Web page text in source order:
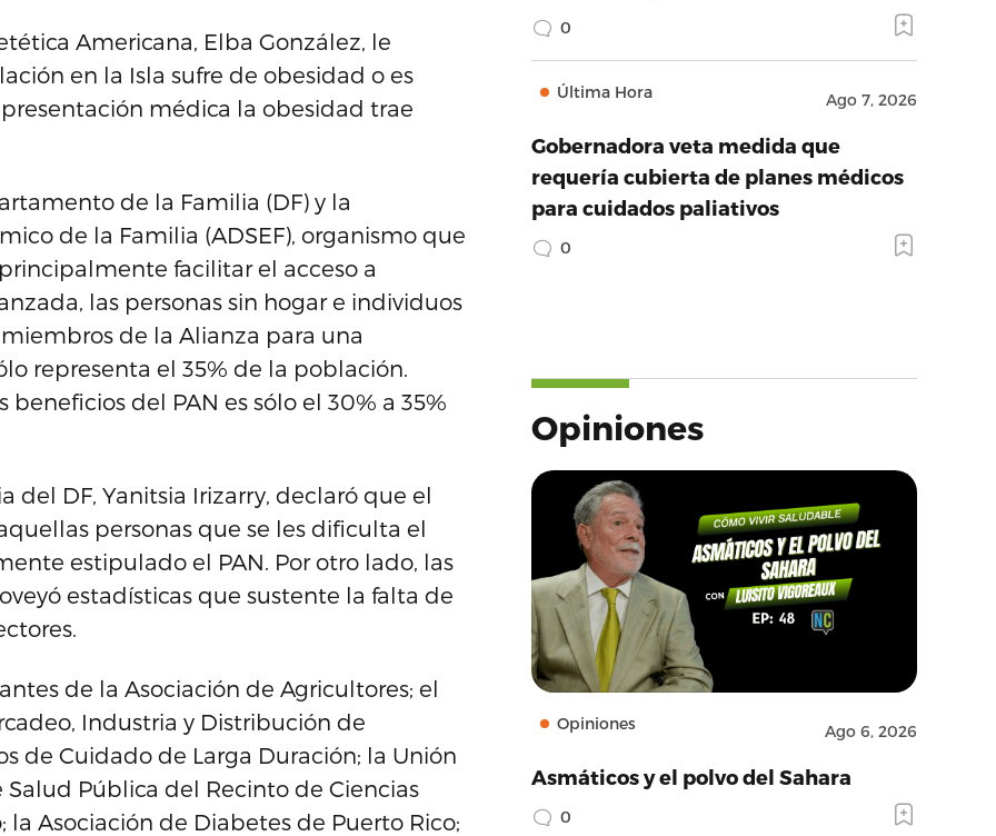
Americana, Elba González, le
en la Isla sufre de obesidad o es
médica la obesidad trae
de la Familia (DF) y la
de la Familia (ADSEF), organismo que
facilitar el acceso a
las personas sin hogar e individuos
de la Alianza para una
representa el 35% de la población.
del PAN es sólo el 30% a 35%
del DF, Yanitsia Irizarry, declaró que el
personas que se les dificulta el
estipulado el PAN. Por otro lado, las
estadísticas que sustente la falta de
de la Asociación de Agricultores; el
Industria y Distribución de
de Cuidado de Larga Duración; la Unión
Salud Pública del Recinto de Ciencias
Asociación de Diabetes de Puerto Rico;
0
Última Hora Ago 7, 2026
Gobernadora veta medida que
requería cubierta de planes médicos
para cuidados paliativos
0
Opiniones
Opiniones Ago 6, 2026
Asmáticos y el polvo del Sahara
0